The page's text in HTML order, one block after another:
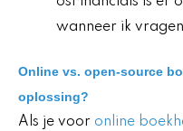
wanneer ik
Online vs. open-source
oplossing?
Als je voor online